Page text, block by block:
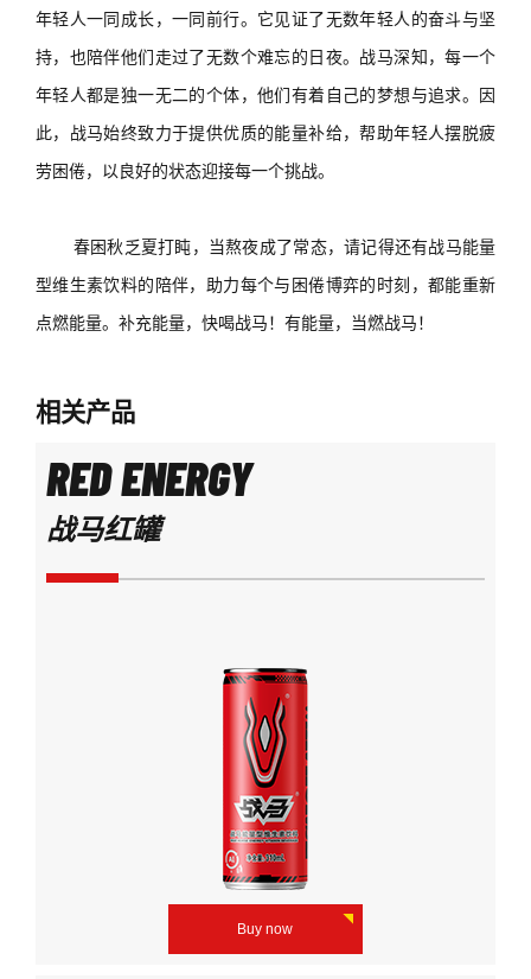
年轻人一同成长，一同前行。它见证了无数年轻人的奋斗与坚
持，也陪伴他们走过了无数个难忘的日夜。战马深知，每一个
年轻人都是独一无二的个体，他们有着自己的梦想与追求。因
此，战马始终致力于提供优质的能量补给，帮助年轻人摆脱疲
劳困倦，以 良好的状态迎接每一个挑战。
春困秋乏夏打盹， 当熬夜成了常态，请记得还有战马能量
型维生素饮料的陪伴， 助力每个与困倦博弈的时刻，都能重新
点燃能量。 补充能量，快喝战马！有能量，当燃战马！
相关产品
RED ENERGY
战马红罐
Buy now